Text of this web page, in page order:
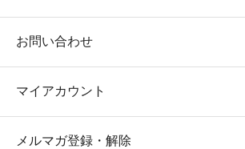
お問い合わせ
マイアカウント
メルマガ登録・解除